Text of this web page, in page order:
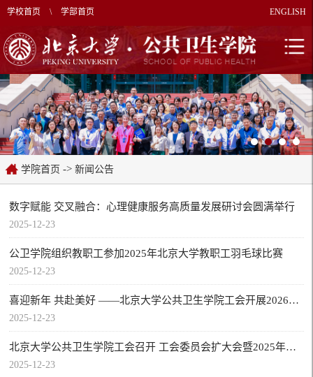
学校首页 \ 学部首页 ENGLISH
学院首页 -> 新闻公告
数字赋能 交叉融合：心理健康服务高质量发展研讨会圆满举行
2025-12-23
公卫学院组织教职工参加2025年北京大学教职工羽毛球比赛
2025-12-23
喜迎新年 共赴美好 ——北京大学公共卫生学院工会开展2026迎新年观影活动
2025-12-23
北京大学公共卫生学院工会召开 工会委员会扩大会暨2025年度工会工作总结汇报会
2025-12-23